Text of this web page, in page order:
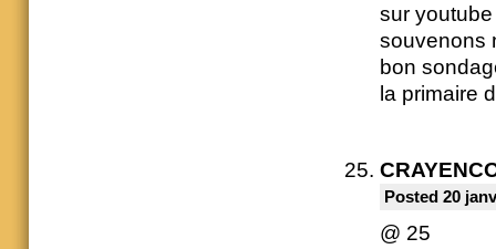
sur
souvenons
bon
la primaire
Posted 20
@ 25